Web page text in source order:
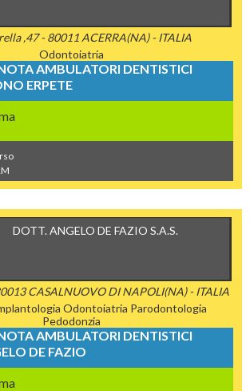
,47 - 80011 ACERRA(NA) - ITALIA
Odontoiatria
AMBULATORI DENTISTICI
ERPETE
DOTT. ANGELO DE FAZIO S.A.S.
CASALNUOVO DI NAPOLI(NA) - ITALIA
Odontoiatria Parodontologia
Pedodonzia
AMBULATORI DENTISTICI
DE FAZIO